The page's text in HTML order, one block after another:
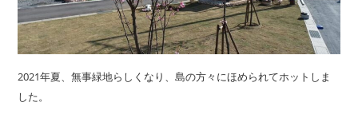
2021年夏、無事緑地らしくなり、島の方々にほめられてホットしま
した。